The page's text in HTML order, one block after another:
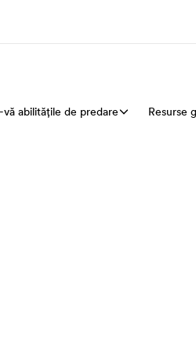
Home
abilitățile de predare Resurse